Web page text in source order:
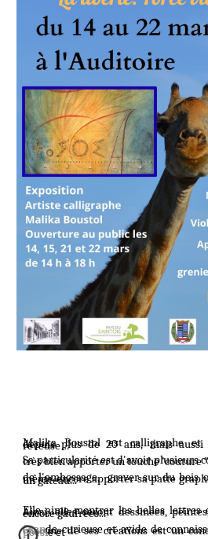
Malika Boustol est calligraphe et graphiste indépendante depuis plus de 20 ans, mais aussi poétesse dans l'âme et rêveuse…
Sa particularité est d'avoir plusieurs cordes à son arc : elle peut très bien apporter un
de l'embossage, graver sur du bois ou de la pierre tendre ou même encore apporter sa patte graphique / calligraphique sur un gâteau...
Elle aime montrer les belles lettres en les mettant en scène. Ainsi, elles seront dessinées, peintes, gravées, embossées ou encore gaufrées...
Grande curieuse et avide de connaissances et de découvertes, chacune de ses créations est un concentré de techniques, de poésie et